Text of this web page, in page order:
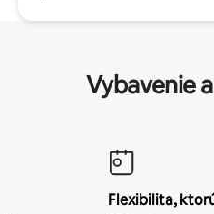
Vybavenie
Flexibilita,